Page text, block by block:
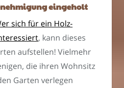
eingeholt
sich für ein Holz-
, kann dieses
aufstellen! Vielmehr
die ihren Wohnsitz
Garten verlegen